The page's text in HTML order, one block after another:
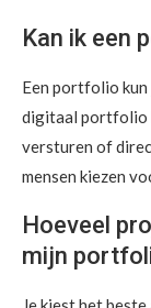
Kan ik een
Een portfolio kun
digitaal portfolio
versturen of
mensen kiezen
Hoeveel
mijn